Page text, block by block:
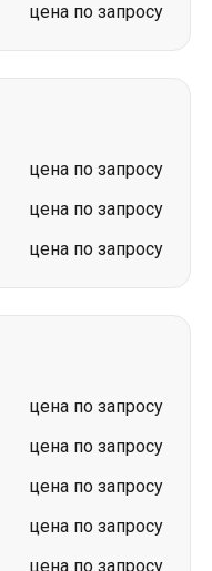
цена по запросу
цена по запросу
цена по запросу
цена по запросу
цена по запросу
цена по запросу
цена по запросу
цена по запросу
цена по запросу